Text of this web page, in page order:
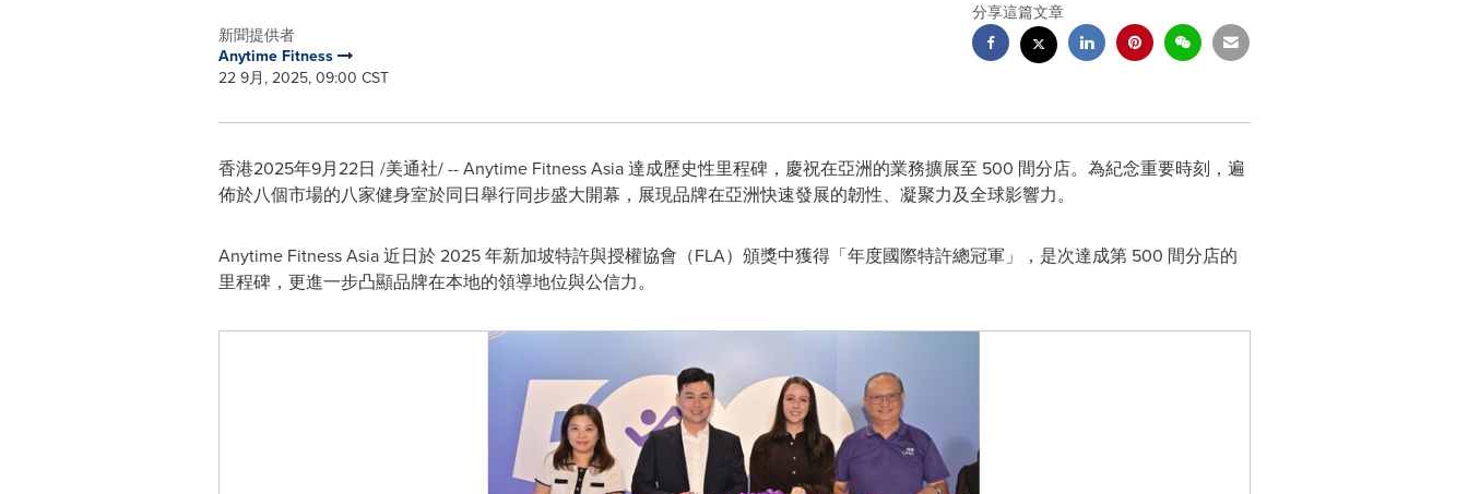
新聞提供者
Anytime Fitness
22 9月, 2025, 09:00 CST
分享這篇文章
香港2025年9月22日 /美通社/ -- Anytime Fitness Asia 達成歷史性⾥程碑，慶祝在亞洲的業務擴展⾄ 500 間分店。為紀念重要時刻，遍
佈於八個市場的八家健⾝室於同⽇舉⾏同步盛⼤開幕，展現品牌在亞洲快速發展的韌性、凝聚⼒及全球影響⼒。
Anytime Fitness Asia 近⽇於 2025 年新加坡特許與授權協會（FLA）頒獎中獲得「年度國際特許總冠軍」，是次達成第 500 間分店的
⾥程碑，更進⼀步凸顯品牌在本地的領導地位與公信⼒。